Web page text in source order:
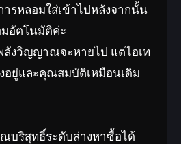
ารหลอมใส่เข้าไปหลังจากนั้น
อัตโนมัติค่ะ
ลังวิญญาณจะหายไป แต่ไอเท
อยู่และคุณสมบัติเหมือนเดิม
บริสุทธิ์ระดับล่างหาซื้อได้